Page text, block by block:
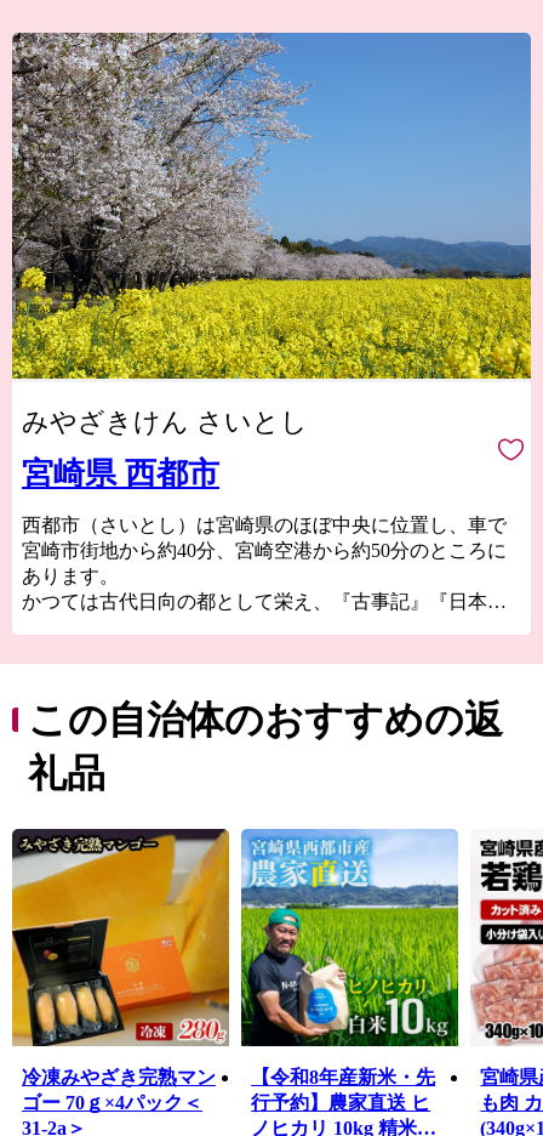
みやざきけん さいとし
宮崎県 西都市
西都市（さいとし）は宮崎県のほぼ中央に位置し、車で
宮崎市街地から約40分、宮崎空港から約50分のところに
あります。
かつては古代日向の都として栄え、『古事記』『日本書
ローマ法王に謁見した伊東マンショが誕生した国の史跡
「都於郡（とのこおり）城跡」があるなど歴史ロマンあ
ふれるまちです。
西都原台地には、春は桜・菜の花、夏はひまわり、秋は
が訪れる県内でも有数の観光地です。また、野球やサッ
カーをはじめとした多くのプロ・アマチュアチームのス
ポーツキャンプ地としても知られています。
温暖な気候と豊かな大地から生み出される農畜産物は、
全国でも高く評価されています。
この自治体のおすすめの返
礼品
冷凍みやざき完熟マン
ゴー 70ｇ×4パック＜
31-2a＞
【令和8年産新米・先
行予約】農家直送 ヒ
ノヒカリ 10kg 精米済
宮崎県
も肉